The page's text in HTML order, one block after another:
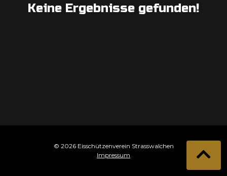
Keine Ergebnisse gefunden!
© 2026 Eisschützenverein Strasswalchen
Impressum